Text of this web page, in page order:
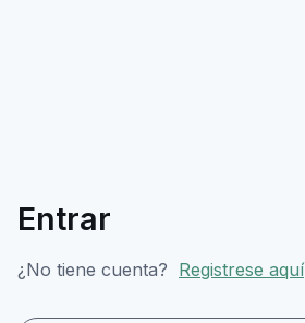
Entrar
¿No tiene cuenta? Registrese aquí